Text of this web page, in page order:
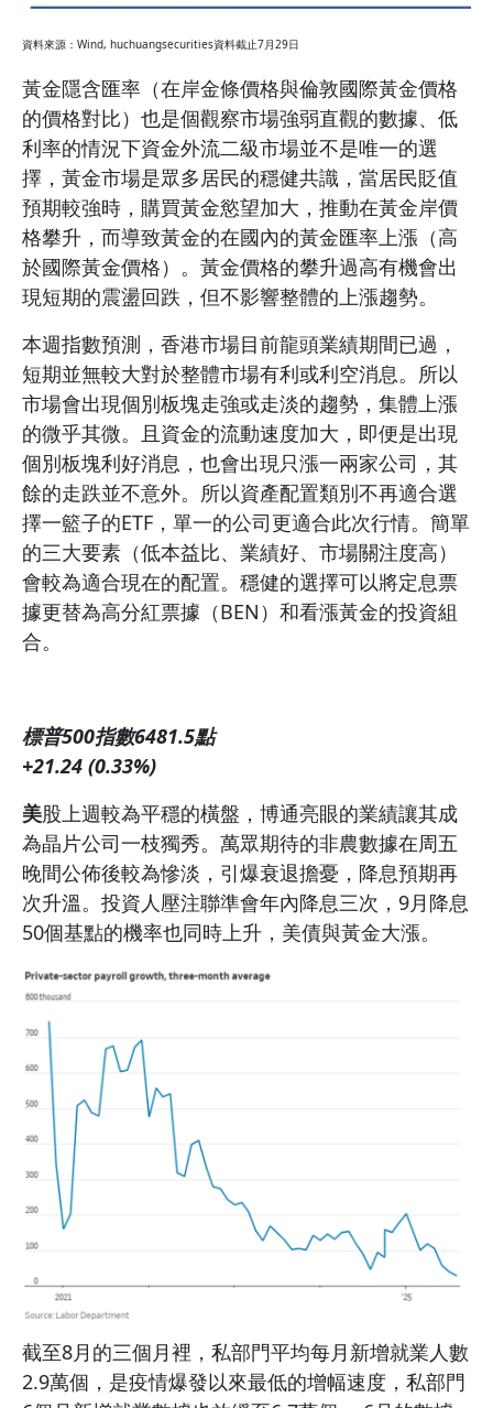
資料來源：Wind, huchuangsecurities資料截止7月29日
黃金隱含匯率（在岸金條價格與倫敦國際黃金價格
的價格對比）也是個觀察市場強弱直觀的數據、低
利率的情況下資金外流二級市場並不是唯一的選
擇，黃金市場是眾多居民的穩健共識，當居民貶值
預期較強時，購買黃金慾望加大，推動在黃金岸價
格攀升，而導致黃金的在國內的黃金匯率上漲（高
於國際黃金價格）。黃金價格的攀升過高有機會出
現短期的震盪回跌，但不影響整體的上漲趨勢。
本週指數預測，香港市場目前龍頭業績期間已過，
短期並無較大對於整體市場有利或利空消息。所以
市場會出現個別板塊走強或走淡的趨勢，集體上漲
的微乎其微。且資金的流動速度加大，即便是出現
個別板塊利好消息，也會出現只漲一兩家公司，其
餘的走跌並不意外。所以資產配置類別不再適合選
擇一籃子的ETF，單一的公司更適合此次行情。簡單
的三大要素（低本益比、業績好、市場關注度高）
會較為適合現在的配置。穩健的選擇可以將定息票
據更替為高分紅票據（BEN）和看漲黃金的投資組
合。
標普500指數6481.5點
+21.24 (0.33%)
美股上週較為平穩的橫盤，博通亮眼的業績讓其成
為晶片公司一枝獨秀。萬眾期待的非農數據在周五
晚間公佈後較為慘淡，引爆衰退擔憂，降息預期再
次升溫。投資人壓注聯準會年內降息三次，9月降息
50個基點的機率也同時上升，美債與黃金大漲。
截至8月的三個月裡，私部門平均每月新增就業人數
2.9萬個，是疫情爆發以來最低的增幅速度，私部門